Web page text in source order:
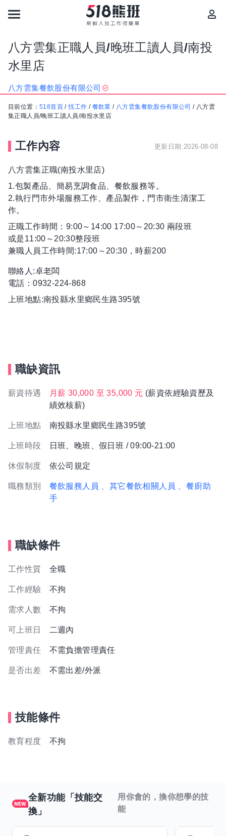
八方雲集正職人員/晚班工讀人員/南投
水里店
八方雲集餐飲股份有限公司
目前位置： 518首頁 /找工作 / 餐飲業 / 八方雲集餐飲股份有限公司 / 八方雲
集正職人員/晚班工讀人員/南投水里店
工作內容 更新日期:2026-08-08
八方雲集正職(南投水里店)
1.包製產品、簡易烹調食品、餐飲服務等。
2.執行門市外場服務工作、產品製作，門市衛生清潔工
作。
正職工作時間：9:00～14:00 17:00～20:30 兩段班
或是11:00～20:30整段班
兼職人員工作時間:17:00～20:30，時薪200
聯絡人:卓老闆
電話：0932-224-868
上班地點:南投縣水里鄉民生路395號
職缺資訊
薪資待遇 月薪 30,000 至 35,000 元 (薪資依經驗資歷及
績效核薪)
上班地點 南投縣水里鄉民生路395號
上班時段 日班、晚班、假日班 / 09:00-21:00
休假制度 依公司規定
職務類別 餐飲服務人員 、其它餐飲相關人員
、餐廚助
手
職缺條件
工作性質 全職
工作經驗 不拘
需求人數 不拘
可上班日 二週內
管理責任 不需負擔管理責任
是否出差 不需出差/外派
技能條件
教育程度 不拘
全新功能「技能交
換」
用你會的，換你想學的技
能